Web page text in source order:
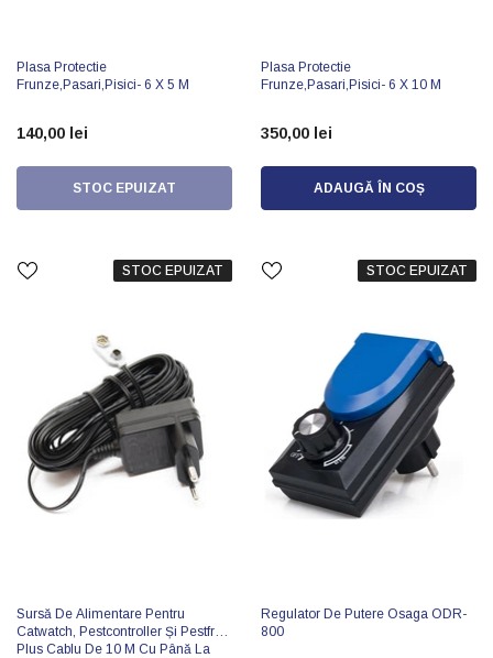
Plasa Protectie
Frunze,pasari,pisici- 6 X 5 M
140,00 lei
STOC EPUIZAT
Plasa Protectie
Frunze,pasari,pisici- 6 X 10 M
350,00 lei
ADAUGĂ ÎN COȘ
STOC EPUIZAT
Sursă De Alimentare Pentru
Catwatch, Pestcontroller Și Pestfree
Plus Cablu De 10 M Cu Până La
STOC EPUIZAT
Regulator De Putere Osaga ODR-
800